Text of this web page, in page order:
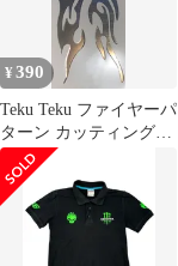
¥390
Teku Teku ファイヤーパ
ターン カッティングス
テッカー 150mm×60mm